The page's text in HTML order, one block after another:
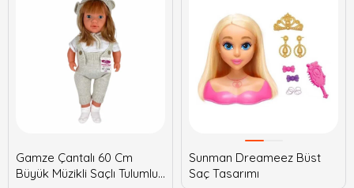
Gamze Çantalı 60 Cm
Büyük Müzikli Saçlı Tulumlu
Sunman Dreameez Büst
Saç Tasarımı